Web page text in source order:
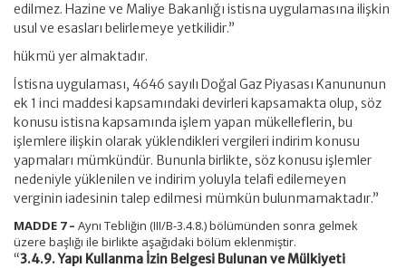
edilmez. Hazine ve Maliye Bakanlığı istisna uygulamasına ilişkin
usul ve esasları belirlemeye yetkilidir.”
hükmü yer almaktadır.
İstisna uygulaması, 4646 sayılı Doğal Gaz Piyasası Kanununun
ek 1 inci maddesi kapsamındaki devirleri kapsamakta olup, söz
konusu istisna kapsamında işlem yapan mükelleflerin, bu
işlemlere ilişkin olarak yüklendikleri vergileri indirim konusu
yapmaları mümkündür. Bununla birlikte, söz konusu işlemler
nedeniyle yüklenilen ve indirim yoluyla telafi edilemeyen
verginin iadesinin talep edilmesi mümkün bulunmamaktadır.”
MADDE 7 – Aynı Tebliğin (III/B-3.4.8.) bölümünden sonra gelmek
üzere başlığı ile birlikte aşağıdaki bölüm eklenmiştir.
“3.4.9. Yapı Kullanma İzin Belgesi Bulunan ve Mülkiyeti